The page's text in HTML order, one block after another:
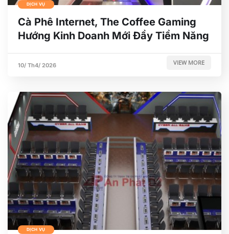
DỊCH VỤ
Cà Phê Internet, The Coffee Gaming
Hướng Kinh Doanh Mới Đầy Tiềm Năng
10/ Th4/ 2026 VIEW MORE
DỊCH VỤ